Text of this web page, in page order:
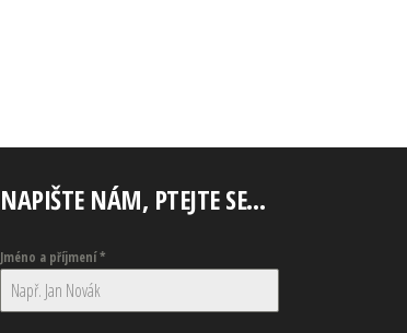
NAPIŠTE NÁM, PTEJTE SE…
Jméno a příjmení*